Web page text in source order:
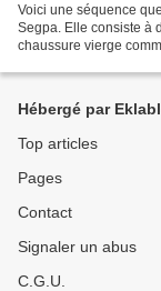
Voici une séquence
Segpa. Elle consiste à
chaussure vierge
Hébergé par
Top articles
Pages
Contact
Signaler un abus
C.G.U.